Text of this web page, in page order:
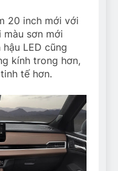
20 inch mới với
màu sơn mới
LED cũng
kính trong hơn,
tế hơn.